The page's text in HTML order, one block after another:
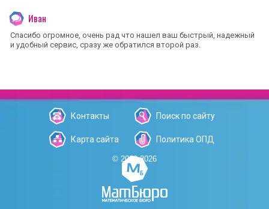
Иван
Спасибо огромное, очень рад что нашел ваш быстрый, надежный
и удобный сервис, сразу же обратился второй раз.
Контакты Поиск по сайту
Карта сайта Политика ОПД
© 2006-2026